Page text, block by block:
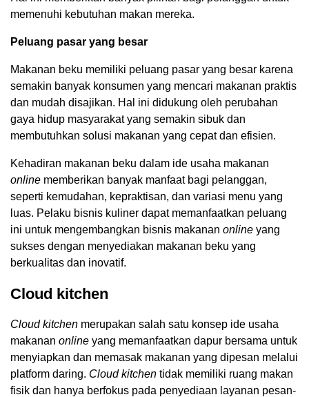
memenuhi kebutuhan makan mereka.
Peluang pasar yang besar
Makanan beku memiliki peluang pasar yang besar karena
semakin banyak konsumen yang mencari makanan praktis
dan mudah disajikan. Hal ini didukung oleh perubahan
gaya hidup masyarakat yang semakin sibuk dan
membutuhkan solusi makanan yang cepat dan efisien.
Kehadiran makanan beku dalam ide usaha makanan
online memberikan banyak manfaat bagi pelanggan,
seperti kemudahan, kepraktisan, dan variasi menu yang
luas. Pelaku bisnis kuliner dapat memanfaatkan peluang
ini untuk mengembangkan bisnis makanan online yang
sukses dengan menyediakan makanan beku yang
berkualitas dan inovatif.
Cloud kitchen
Cloud kitchen merupakan salah satu konsep ide usaha
makanan online yang memanfaatkan dapur bersama untuk
menyiapkan dan memasak makanan yang dipesan melalui
platform daring. Cloud kitchen tidak memiliki ruang makan
fisik dan hanya berfokus pada penyediaan layanan pesan-